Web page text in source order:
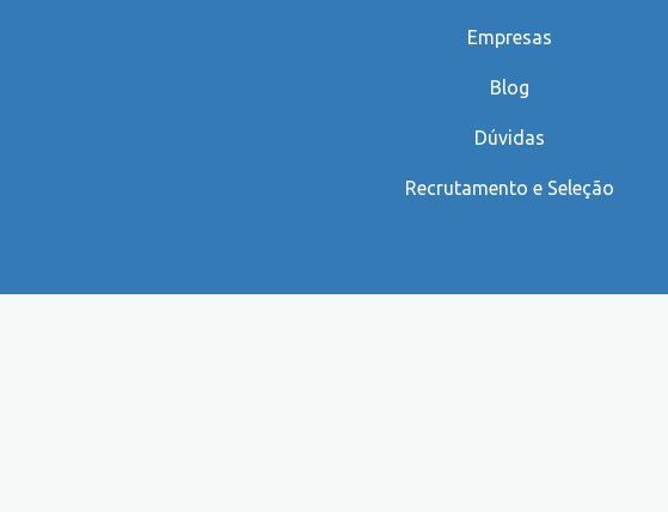
Empresas
Blog
Dúvidas
Recrutamento e Seleção